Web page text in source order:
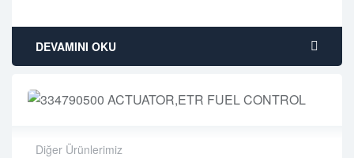
DEVAMINI OKU
Diğer Ürünlerimiz